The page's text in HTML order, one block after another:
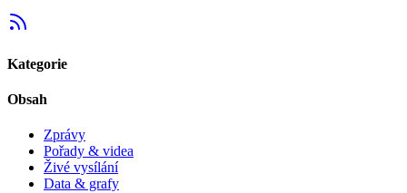
Kategorie
Obsah
Zprávy
Pořady & videa
Živé vysílání
Data & grafy